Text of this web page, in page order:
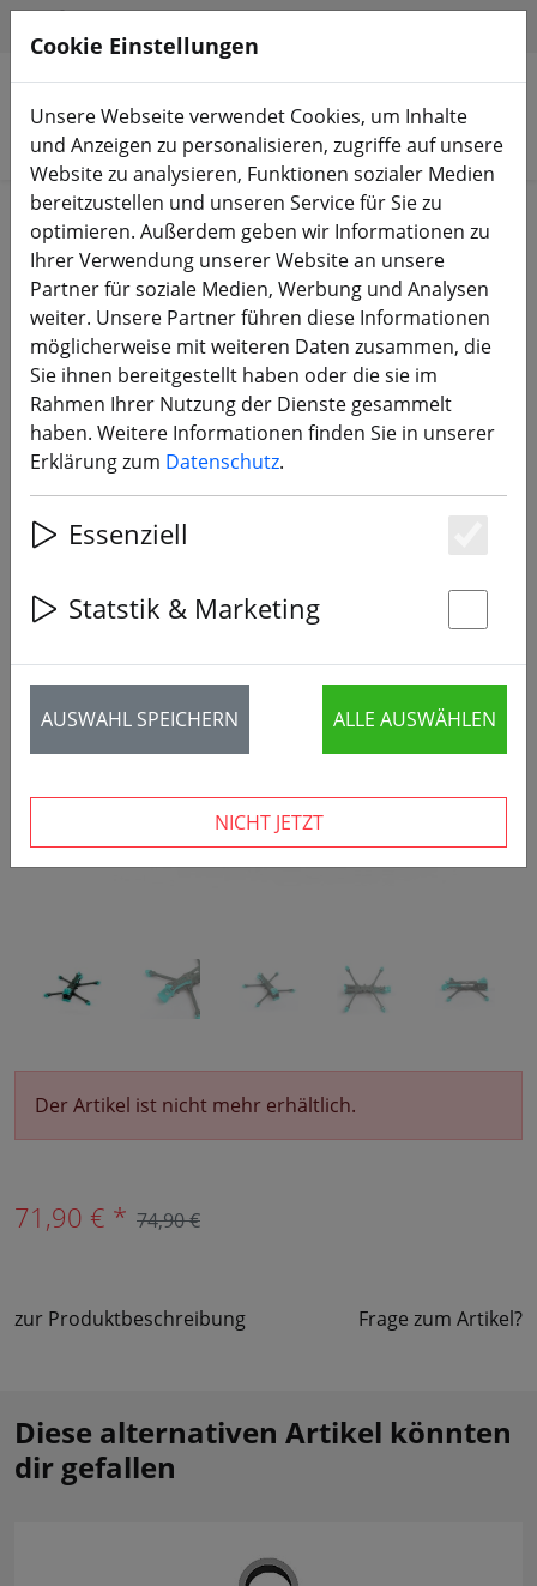
Produkte suchen
Start Bauteile Frames
Foxeer Aura LR Frame 5 Zoll
4% SPAREN
Der Artikel ist nicht mehr erhältlich.
71,90 € * 74,90 €
zur Produktbeschreibung Frage zum Artikel?
Diese alternativen Artikel könnten
dir gefallen
Cookie Einstellungen
Unsere Webseite verwendet Cookies, um Inhalte
und Anzeigen zu personalisieren, zugriffe auf unsere
Website zu analysieren, Funktionen sozialer Medien
bereitzustellen und unseren Service für Sie zu
optimieren. Außerdem geben wir Informationen zu
Ihrer Verwendung unserer Website an unsere
Partner für soziale Medien, Werbung und Analysen
weiter. Unsere Partner führen diese Informationen
möglicherweise mit weiteren Daten zusammen, die
Sie ihnen bereitgestellt haben oder die sie im
Rahmen Ihrer Nutzung der Dienste gesammelt
haben. Weitere Informationen finden Sie in unserer
Erklärung zum Datenschutz.
Essenziell
Statstik & Marketing
AUSWAHL SPEICHERN ALLE AUSWÄHLEN
NICHT JETZT